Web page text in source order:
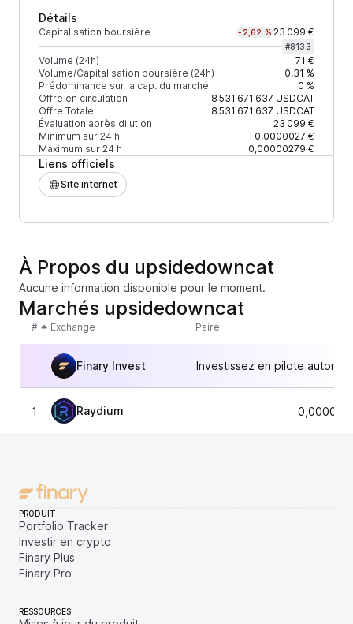
Détails
Capitalisation boursière -2,62 % 23 099 €
#8133
Volume (24h)
71 €
Volume/Capitalisation boursière (24h)
0,31 %
Prédominance sur la cap. du marché
0 %
Offre en circulation
8 531 671 637 USDCAT
Offre Totale
8 531 671 637 USDCAT
Évaluation après dilution
23 099 €
Minimum sur 24 h
0,0000027 €
Maximum sur 24 h
0,00000279 €
Liens officiels
Site internet
À Propos du upsidedowncat
Aucune information disponible pour le moment.
Marchés upsidedowncat
# Exchange Paire
Finary Invest Investissez en pilote
1 Raydium
PRODUIT
Portfolio Tracker
Investir en crypto
Finary Plus
Finary Pro
RESSOURCES